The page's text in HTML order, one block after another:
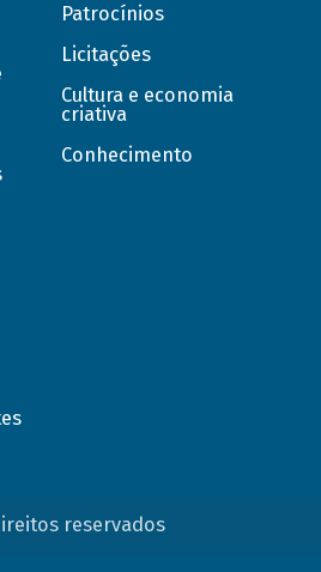
Patrocínios
Licitações
Cultura e economia
criativa
Conhecimento
reservados